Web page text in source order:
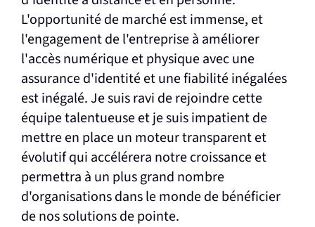
L'opportunité de marché est immense, et
l'engagement de l'entreprise à améliorer
l'accès numérique et physique avec une
assurance d'identité et une fiabilité inégalées
est inégalé. Je suis ravi de rejoindre cette
équipe talentueuse et je suis impatient de
mettre en place un moteur transparent et
évolutif qui accélérera notre croissance et
permettra à un plus grand nombre
d'organisations dans le monde de bénéficier
de nos solutions de pointe.